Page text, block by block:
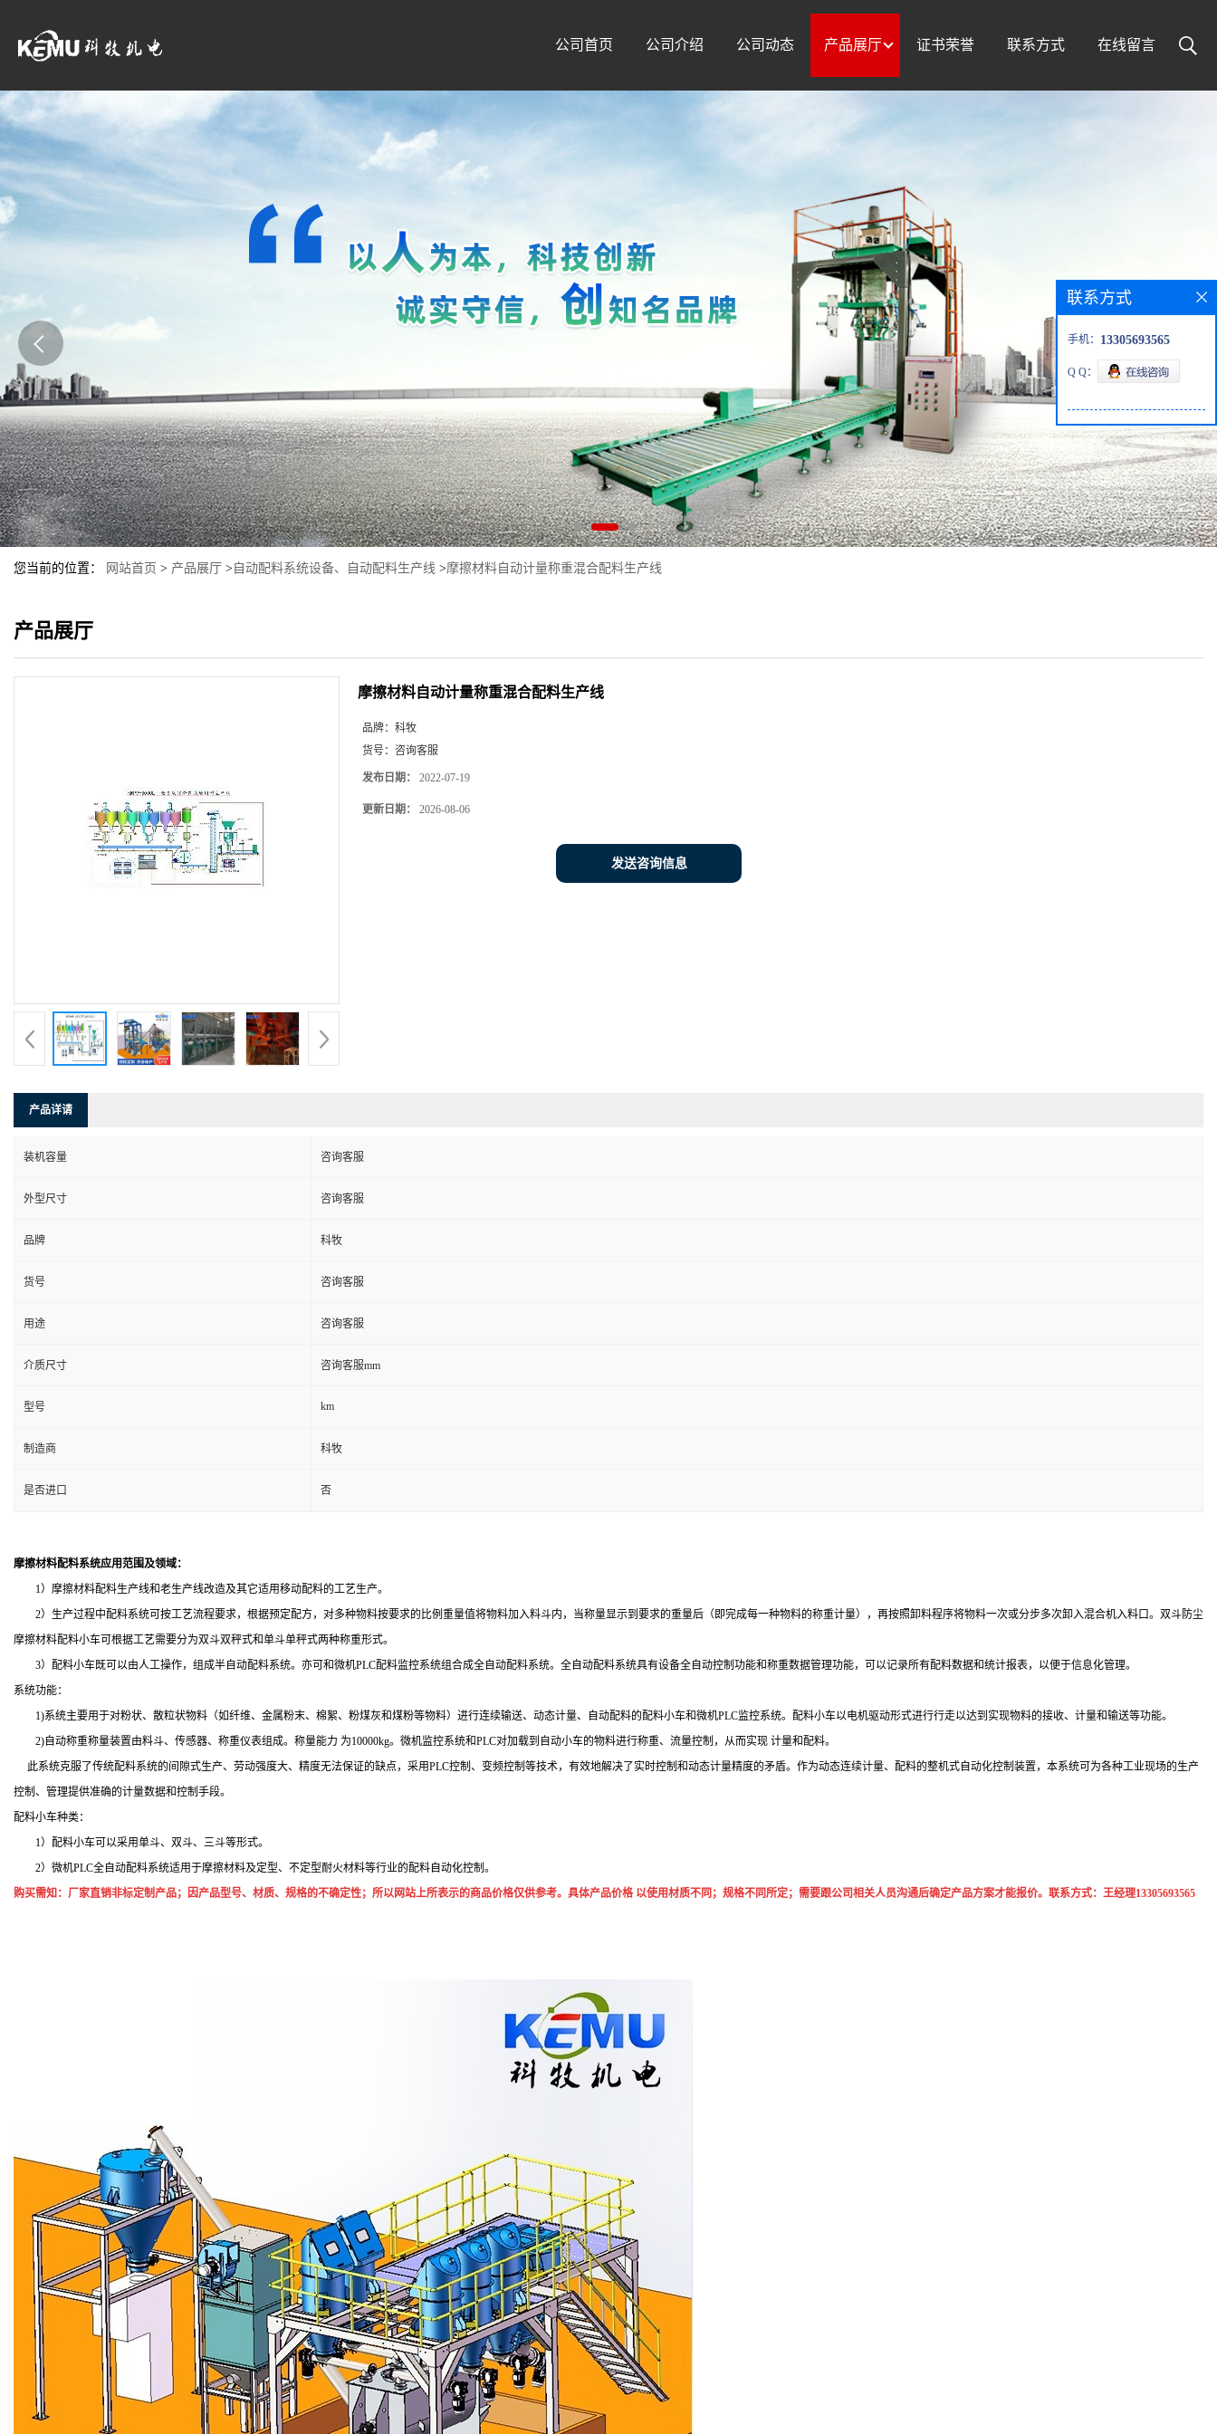
公司首页 公司介绍 公司动态 产品展厅 证书荣誉 联系方式 在线留言
您当前的位置： 网站首页 > 产品展厅 > 自动配料系统设备、自动配料生产线 >摩擦材料自动计量称重混合配料生产线
产品展厅
摩擦材料自动计量称重混合配料生产线
品牌： 科牧
货号： 咨询客服
发布日期： 2022-07-19
更新日期： 2026-08-06
发送咨询信息
产品详请
装机容量 咨询客服
外型尺寸 咨询客服
品牌 科牧
货号 咨询客服
用途 咨询客服
介质尺寸 咨询客服mm
型号 km
制造商 科牧
是否进口 否
摩擦材料配料系统应用范围及领域：
1）摩擦材料配料生产线和老生产线改造及其它适用移动配料的工艺生产。
2）生产过程中配料系统可按工艺流程要求，根据预定配方，对多种物料按要求的比例重量值将物料加入料斗内，当称量显示到要求的重量后（即完成每一种物料的称重计量），再按照卸料程序将物料一次或分步多次卸入混合机入料口。双斗防尘
摩擦材料配料小车可根据工艺需要分为双斗双秤式和单斗单秤式两种称重形式。
3）配料小车既可以由人工操作，组成半自动配料系统。亦可和微机PLC配料监控系统组合成全自动配料系统。全自动配料系统具有设备全自动控制功能和称重数据管理功能，可以记录所有配料数据和统计报表，以便于信息化管理。
系统功能：
1)系统主要用于对粉状、散粒状物料（如纤维、金属粉末、棉絮、粉煤灰和煤粉等物料）进行连续输送、动态计量、自动配料的配料小车和微机PLC监控系统。配料小车以电机驱动形式进行行走以达到实现物料的接收、计量和输送等功能。
2)自动称重称量装置由料斗、传感器、称重仪表组成。称量能力 为10000kg。微机监控系统和PLC对加载到自动小车的物料进行称重、流量控制，从而实现 计量和配料。
此系统克服了传统配料系统的间隙式生产、劳动强度大、精度无法保证的缺点，采用PLC控制、变频控制等技术，有效地解决了实时控制和动态计量精度的矛盾。作为动态连续计量、配料的整机式自动化控制装置，本系统可为各种工业现场的生产
控制、管理提供准确的计量数据和控制手段。
配料小车种类：
1）配料小车可以采用单斗、双斗、三斗等形式。
2）微机PLC全自动配料系统适用于摩擦材料及定型、不定型耐火材料等行业的配料自动化控制。
购买需知：厂家直销非标定制产品；因产品型号、材质、规格的不确定性；所以网站上所表示的商品价格仅供参考。具体产品价格 以使用材质不同；规格不同所定；需要跟公司相关人员沟通后确定产品方案才能报价。联系方式：王经理13305693565
联系方式
手机： 13305693565
Q Q：